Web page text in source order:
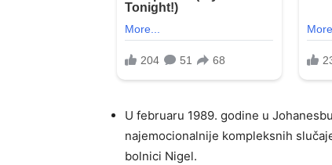
U februaru 1989. godine u
najemocionalnije kompleksnih
bolnici Nigel.